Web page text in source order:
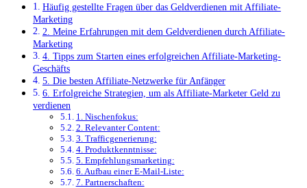
Häufig gestellte Fragen über das Geldverdienen mit Affiliate-
Marketing
2. Meine Erfahrungen mit dem Geldverdienen durch Affiliate-
Marketing
4. Tipps zum Starten eines erfolgreichen Affiliate-Marketing-
Geschäfts
5. Die besten Affiliate-Netzwerke für Anfänger
6. Erfolgreiche Strategien, um als Affiliate-Marketer Geld zu
verdienen
1. Nischenfokus:
2. Relevanter Content:
3. Trafficgenerierung:
4. Produktkenntnisse:
5. Empfehlungsmarketing:
6. Aufbau einer E-Mail-Liste:
7. Partnerschaften: